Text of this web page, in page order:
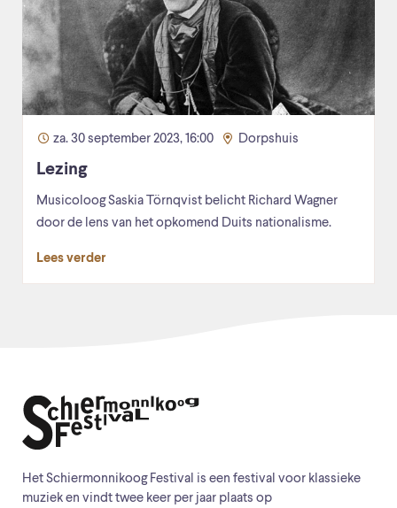
za. 30 september 2023, 16:00 Dorpshuis
Lezing
Musicoloog Saskia Törnqvist belicht Richard Wagner
door de lens van het opkomend Duits nationalisme.
Lees verder
Het Schiermonnikoog Festival is een festival voor klassieke
muziek en vindt twee keer per jaar plaats op